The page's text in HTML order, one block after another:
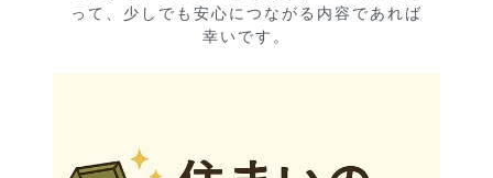
って、少しでも安心につながる内容であれば
幸いです。